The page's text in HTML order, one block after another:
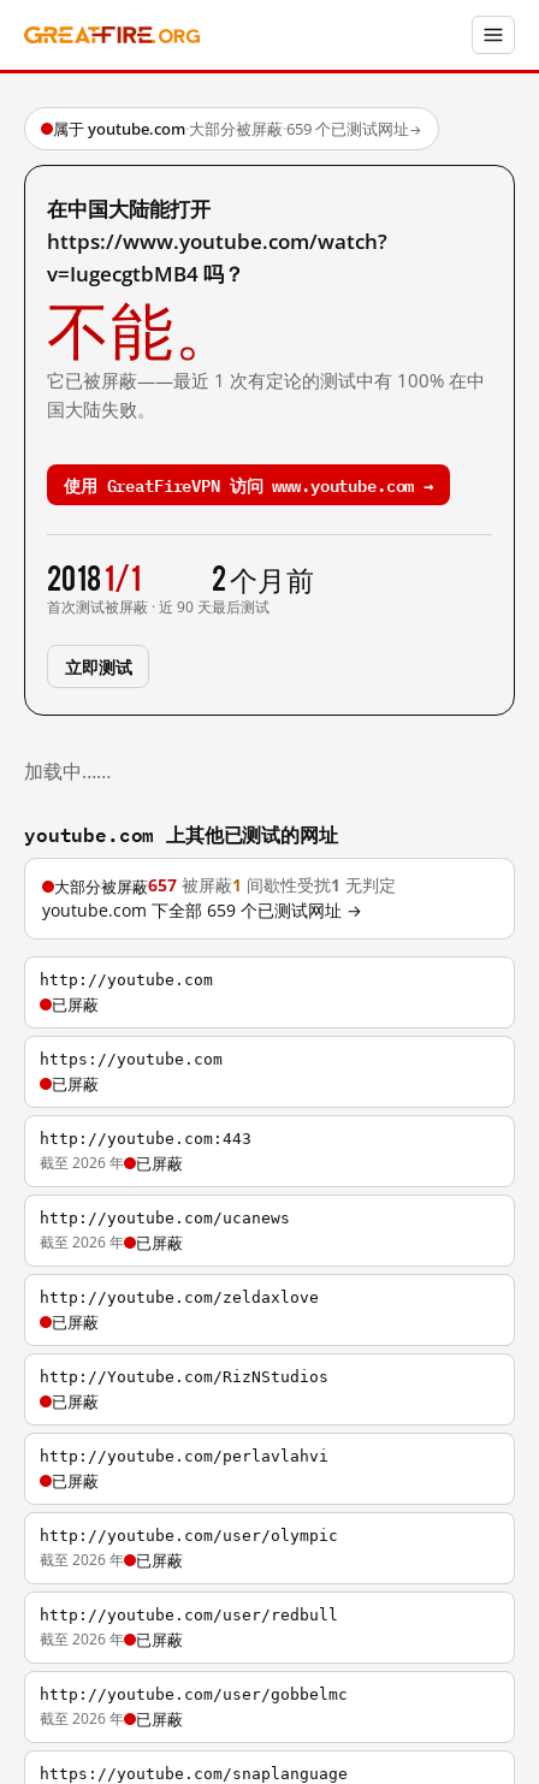
属于 youtube.com·大部分被屏蔽·659 个已测试网址→
在中国大陆能打开
https://www.youtube.com/watch?
v=IugecgtbMB4 吗？
不能。
它已被屏蔽——最近 1 次有定论的测试中有 100% 在中
国大陆失败。
使用 GreatFireVPN 访问 www.youtube.com →
2018
首次测试
1/1
被屏蔽 · 近 90 天
2 个月前
最后测试
立即测试
加载中……
youtube.com 上其他已测试的网址
大部分被屏蔽657 被屏蔽1 间歇性受扰1 无判定
youtube.com 下全部 659 个已测试网址 →
http://youtube.com
已屏蔽
https://youtube.com
已屏蔽
http://youtube.com:443
截至 2026 年 已屏蔽
http://youtube.com/ucanews
截至 2026 年 已屏蔽
http://youtube.com/zeldaxlove
已屏蔽
http://Youtube.com/RizNStudios
已屏蔽
http://youtube.com/perlavlahvi
已屏蔽
http://youtube.com/user/olympic
截至 2026 年 已屏蔽
http://youtube.com/user/redbull
截至 2026 年 已屏蔽
http://youtube.com/user/gobbelmc
截至 2026 年 已屏蔽
https://youtube.com/snaplanguage